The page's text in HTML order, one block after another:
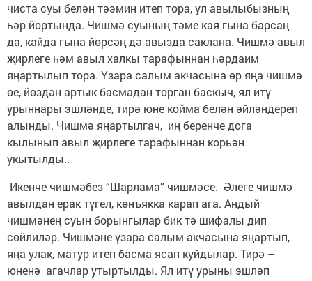
чиста суы белән тәэмин итеп тора, ул авылыбызның
һәр йортында. Чишмә суының тәме кая гына барсаң
да, кайда гына йөрсәң дә авызда саклана. Чишмә авыл
җирлеге һәм авыл халкы тарафыннан һәрдаим
яңартылып тора. Үзара салым акчасына өр яңа чишмә
өе, йөздән артык басмадан торган баскыч, ял итү
урыннары эшләнде, тирә юне койма белән әйләндереп
алынды. Чишмә яңартылгач, иң беренче дога
кылынып авыл җирлеге тарафыннан корьән
укытылды..
Икенче чишмәбез “Шарлама” чишмәсе. Әлеге чишмә
авылдан ерак түгел, көнъякка карап ага. Андый
чишмәнең суын борынгылар бик тә шифалы дип
сөйлиләр. Чишмәне үзара салым акчасына яңартып,
яңа улак, матур итеп басма ясап куйдылар. Тирә –
юненә агачлар утыртылды. Ял итү урыны эшләп